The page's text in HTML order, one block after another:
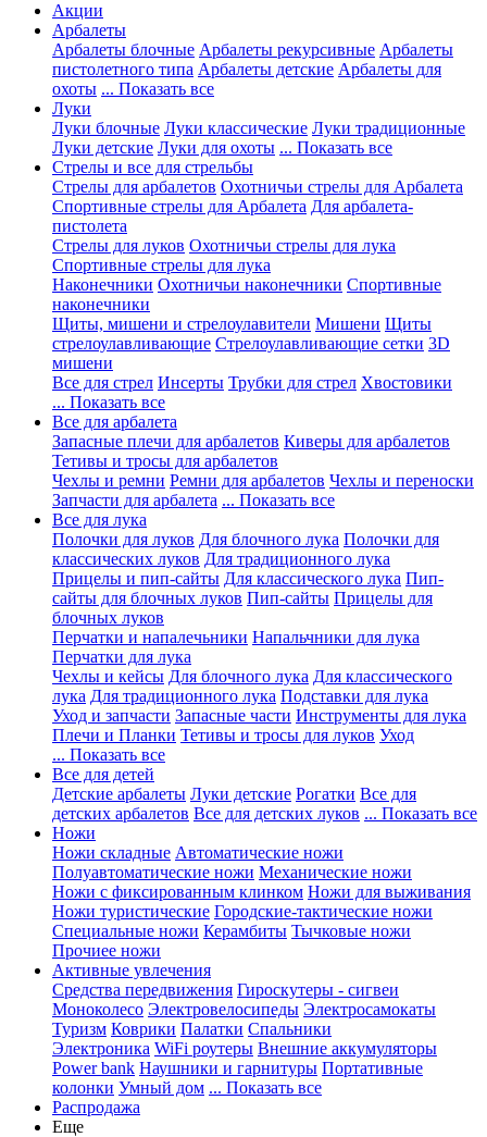
Акции
Арбалеты
Арбалеты блочные Арбалеты рекурсивные Арбалеты
пистолетного типа Арбалеты детские Арбалеты для
охоты ... Показать все
Луки
Луки блочные Луки классические Луки традиционные
Луки детские Луки для охоты ... Показать все
Стрелы и все для стрельбы
Стрелы для арбалетов Охотничьи стрелы для Арбалета
Спортивные стрелы для Арбалета Для арбалета-
пистолета
Стрелы для луков Охотничьи стрелы для лука
Спортивные стрелы для лука
Наконечники Охотничьи наконечники Спортивные
наконечники
Щиты, мишени и стрелоулавители Мишени Щиты
стрелоулавливающие Стрелоулавливающие сетки 3D
мишени
Все для стрел Инсерты Трубки для стрел Хвостовики
... Показать все
Все для арбалета
Запасные плечи для арбалетов Киверы для арбалетов
Тетивы и тросы для арбалетов
Чехлы и ремни Ремни для арбалетов Чехлы и переноски
Запчасти для арбалета ... Показать все
Все для лука
Полочки для луков Для блочного лука Полочки для
классических луков Для традиционного лука
Прицелы и пип-сайты Для классического лука Пип-
сайты для блочных луков Пип-сайты Прицелы для
блочных луков
Перчатки и напалечьники Напальчники для лука
Перчатки для лука
Чехлы и кейсы Для блочного лука Для классического
лука Для традиционного лука Подставки для лука
Уход и запчасти Запасные части Инструменты для лука
Плечи и Планки Тетивы и тросы для луков Уход
... Показать все
Все для детей
Детские арбалеты Луки детские Рогатки Все для
детских арбалетов Все для детских луков ... Показать все
Ножи
Ножи складные Автоматические ножи
Полуавтоматические ножи Механические ножи
Ножи с фиксированным клинком Ножи для выживания
Ножи туристические Городские-тактические ножи
Специальные ножи Керамбиты Тычковые ножи
Прочиее ножи
Активные увлечения
Средства передвижения Гироскутеры - сигвеи
Моноколесо Электровелосипеды Электросамокаты
Туризм Коврики Палатки Спальники
Электроника WiFi роутеры Внешние аккумуляторы
Power bank Наушники и гарнитуры Портативные
колонки Умный дом ... Показать все
Распродажа
Еще